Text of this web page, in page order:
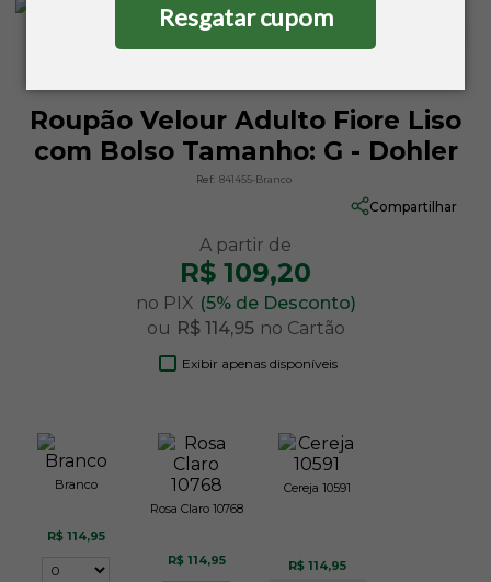
Resgatar cupom
Roupão Velour Adulto Fiore Liso
com Bolso Tamanho: G - Dohler
Ref: 841455-Branco
Compartilhar
R$ 109,20
no PIX (5% de Desconto)
ou R$ 114,95 no Cartão
Exibir apenas disponíveis
Branco
R$ 114,95
Rosa Claro 10768
R$ 114,95
Cereja 10591
R$ 114,95